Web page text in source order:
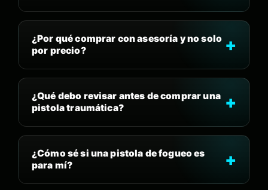
¿Por qué comprar con asesoría y no solo
por precio?
¿Qué debo revisar antes de comprar una
pistola traumática?
¿Cómo sé si una pistola de fogueo es
para mí?